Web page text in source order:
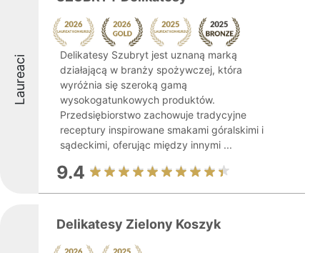
Laureaci
Delikatesy Szubryt jest uznaną marką
działającą w branży spożywczej, która
wyróżnia się szeroką gamą
wysokogatunkowych produktów.
Przedsiębiorstwo zachowuje tradycyjne
receptury inspirowane smakami góralskimi i
sądeckimi, oferując między innymi ...
9.4
Delikatesy Zielony Koszyk